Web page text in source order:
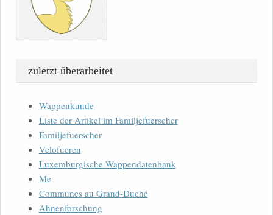
zuletzt überarbeitet
Wappenkunde
Liste der Artikel im Familjefuerscher
Familjefuerscher
Velofueren
Luxemburgische Wappendatenbank
Me
Communes au Grand-Duché
Ahnenforschung